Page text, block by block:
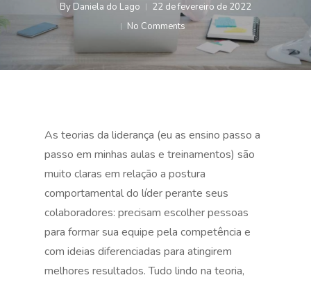
By Daniela do Lago
22 de fevereiro de 2022
No Comments
As teorias da liderança (eu as ensino passo a
passo em minhas aulas e treinamentos) são
muito claras em relação a postura
comportamental do líder perante seus
colaboradores: precisam escolher pessoas
para formar sua equipe pela competência e
com ideias diferenciadas para atingirem
melhores resultados. Tudo lindo na teoria,